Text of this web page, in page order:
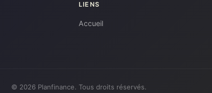
LIENS
Accueil
© 2026 Planfinance. Tous droits réservés.